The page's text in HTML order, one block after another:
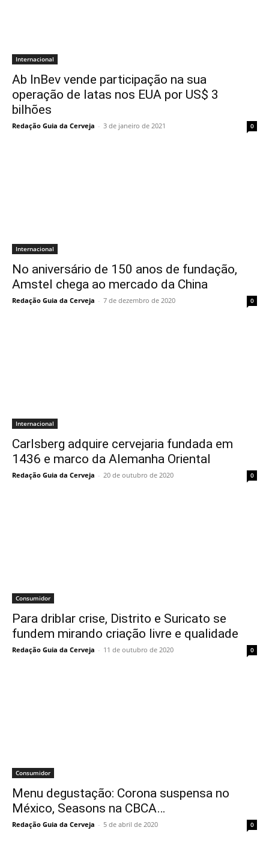
Internacional
Ab InBev vende participação na sua
operação de latas nos EUA por US$ 3
bilhões
Redação Guia da Cerveja - 3 de janeiro de 2021 0
Internacional
No aniversário de 150 anos de fundação,
Amstel chega ao mercado da China
Redação Guia da Cerveja - 7 de dezembro de 2020 0
Internacional
Carlsberg adquire cervejaria fundada em
1436 e marco da Alemanha Oriental
Redação Guia da Cerveja - 20 de outubro de 2020 0
Consumidor
Para driblar crise, Distrito e Suricato se
fundem mirando criação livre e qualidade
Redação Guia da Cerveja - 11 de outubro de 2020 0
Consumidor
Menu degustação: Corona suspensa no
México, Seasons na CBCA…
Redação Guia da Cerveja - 5 de abril de 2020 0